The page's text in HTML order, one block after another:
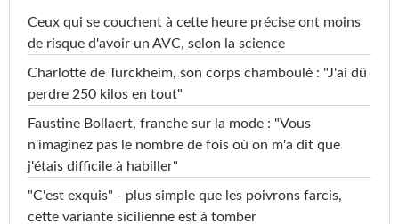
Ceux qui se couchent à cette heure précise ont moins
de risque d'avoir un AVC, selon la science
Charlotte de Turckheim, son corps chamboulé : "J'ai dû
perdre 250 kilos en tout"
Faustine Bollaert, franche sur la mode : "Vous
n'imaginez pas le nombre de fois où on m'a dit que
j'étais difficile à habiller"
"C'est exquis" - plus simple que les poivrons farcis,
cette variante sicilienne est à tomber